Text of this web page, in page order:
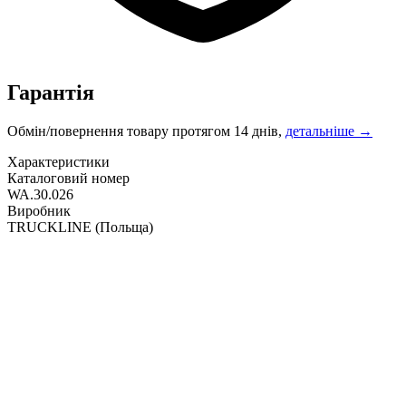
Гарантія
Обмін/повернення товару протягом 14 днів, детальніше →
Характеристики
Каталоговий номер
WA.30.026
Виробник
TRUCKLINE (Польща)